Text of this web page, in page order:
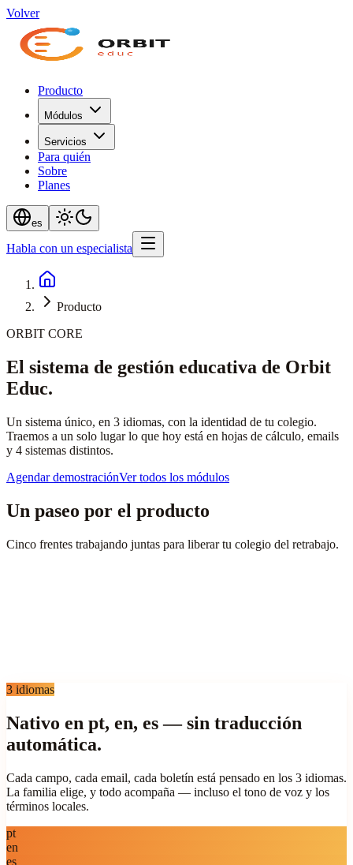
Volver
Producto
Módulos
Servicios
Para quién
Sobre
Planes
es
Habla con un especialista
Producto
ORBIT CORE
El sistema de gestión educativa de Orbit
Educ.
Un sistema único, en 3 idiomas, con la identidad de tu colegio.
Traemos a un solo lugar lo que hoy está en hojas de cálculo, emails
y 4 sistemas distintos.
Agendar demostraciónVer todos los módulos
Un paseo por el producto
Cinco frentes trabajando juntas para liberar tu colegio del retrabajo.
OTP.
3 idiomas
Nativo en pt, en, es — sin traducción
automática.
Cada campo, cada email, cada boletín está pensado en los 3 idiomas.
La familia elige, y todo acompaña — incluso el tono de voz y los
términos locales.
pt
en
es